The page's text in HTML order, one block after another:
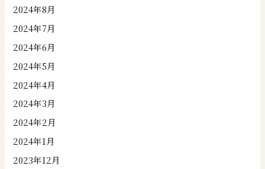
2024年8月
2024年7月
2024年6月
2024年5月
2024年4月
2024年3月
2024年2月
2024年1月
2023年12月